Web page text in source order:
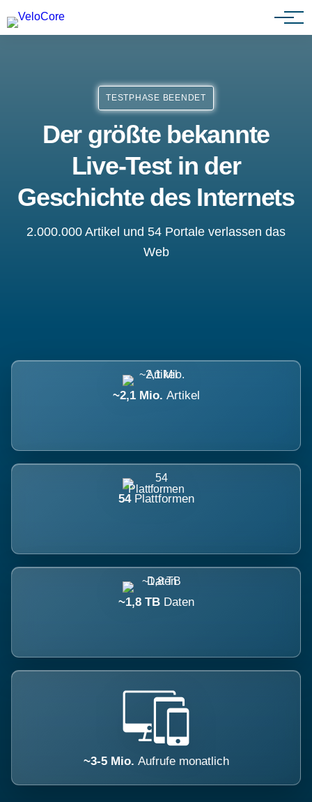
Partnerprogramm
TESTPHASE BEENDET
Der größte bekannte
Live-Test in der
Geschichte des Internets
2.000.000 Artikel und 54 Portale verlassen das
Web
~2,1 Mio. Artikel
54 Plattformen
~1,8 TB Daten
~3-5 Mio. Aufrufe monatlich